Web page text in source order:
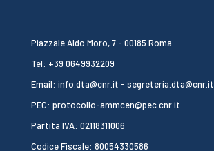
Piazzale Aldo Moro, 7 - 00185 Roma
Tel: +39 0649932209
Email: info.dta@cnr.it - segreteria.dta@cnr.it
PEC: protocollo-ammcen@pec.cnr.it
Partita IVA: 02118311006
Codice Fiscale: 80054330586